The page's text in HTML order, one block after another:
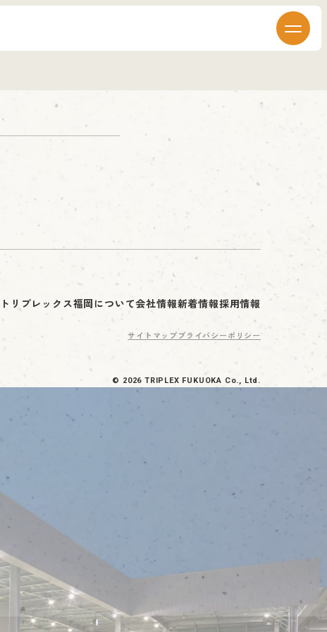
トリプレックス福岡について会社情報新着情報採用情報
サイトマッププライバシーポリシー
© 2026 TRIPLEX FUKUOKA Co., Ltd.